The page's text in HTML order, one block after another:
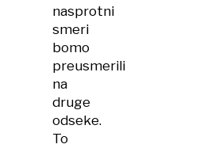
nasprotni
smeri
bomo
preusmerili
na
druge
odseke.
To